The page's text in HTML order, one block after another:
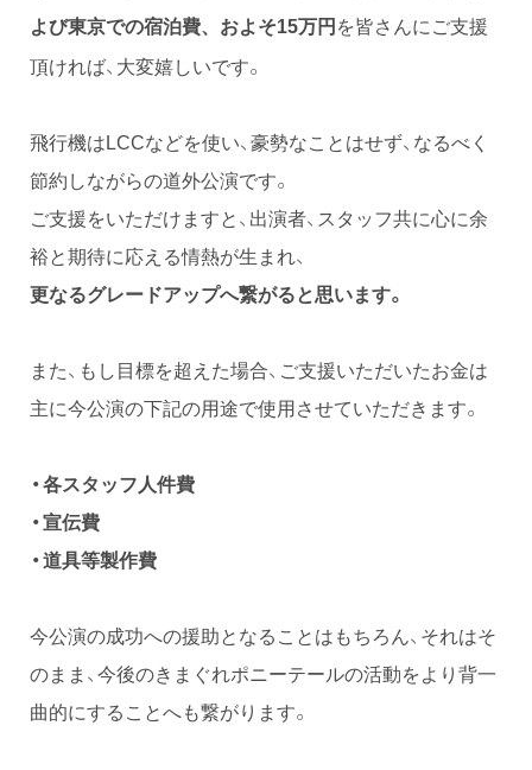
よび東京での宿泊費、およそ15万円 を皆さんにご支援
頂ければ、大変嬉しいです。
飛行機はLCCなどを使い、豪勢なことはせず、なるべく
節約しながらの道外公演です。
ご支援をいただけますと、出演者、スタッフ共に心に余
裕と期待に応える情熱が生まれ、
更なるグレードアップへ繋がると思います。
また、もし目標を超えた場合、ご支援いただいたお金は
主に今公演の下記の用途で使用させていただきます。
・各スタッフ人件費
・宣伝費
・道具等製作費
今公演の成功への援助となることはもちろん、それはそ
のまま、今後のきまぐれポニーテールの活動をより背一
曲的にすることへも繋がります。